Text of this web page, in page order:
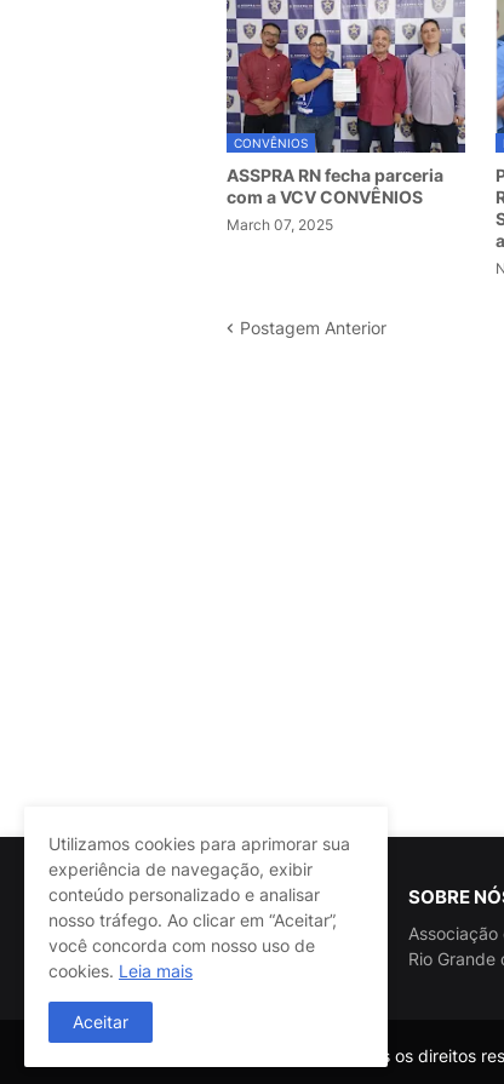
CONVÊNIOS
ASSPRA RN fecha parceria
com a VCV CONVÊNIOS
March 07, 2025
Postagem Anterior
SOBRE
Associação
Rio Grande
@ASSPRA RN Todos os direitos
Utilizamos cookies para aprimorar sua
experiência de navegação, exibir
conteúdo personalizado e analisar
nosso tráfego. Ao clicar em “Aceitar”,
você concorda com nosso uso de
cookies. Leia mais
Aceitar